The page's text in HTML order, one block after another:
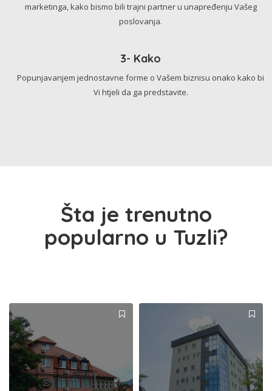
marketinga, kako bismo bili trajni partner u unapređenju Vašeg
poslovanja.
3- Kako
Popunjavanjem jednostavne forme o Vašem biznisu onako kako bi
Vi htjeli da ga predstavite.
Šta je trenutno
popularno u Tuzli?